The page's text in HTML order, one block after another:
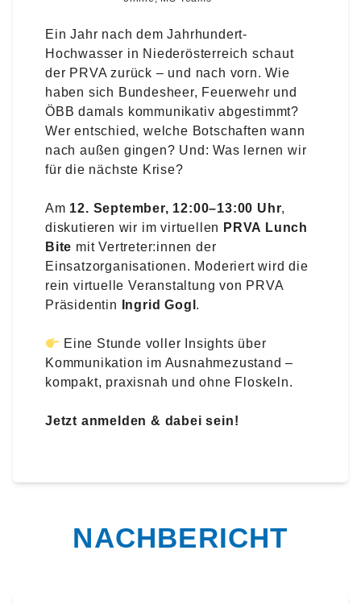
Ein Jahr nach dem Jahrhundert-
Hochwasser in Niederösterreich schaut
der PRVA zurück – und nach vorn. Wie
haben sich Bundesheer, Feuerwehr und
ÖBB damals kommunikativ abgestimmt?
Wer entschied, welche Botschaften wann
nach außen gingen? Und: Was lernen wir
für die nächste Krise?
Am 12. September, 12:00–13:00 Uhr,
diskutieren wir im virtuellen PRVA Lunch
Bite mit Vertreter:innen der
Einsatzorganisationen. Moderiert wird die
rein virtuelle Veranstaltung von PRVA
Präsidentin
Ingrid Gogl .
Eine Stunde voller Insights über
Kommunikation im Ausnahmezustand –
kompakt, praxisnah und ohne Floskeln.
Jetzt anmelden & dabei sein!
NACHBERICHT